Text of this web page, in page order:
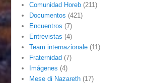
Comunidad Horeb (211)
Documentos (421)
Encuentros (7)
Entrevistas (4)
Team internazionale (11)
Fraternidad (7)
Imágenes (4)
Mese di Nazareth (17)